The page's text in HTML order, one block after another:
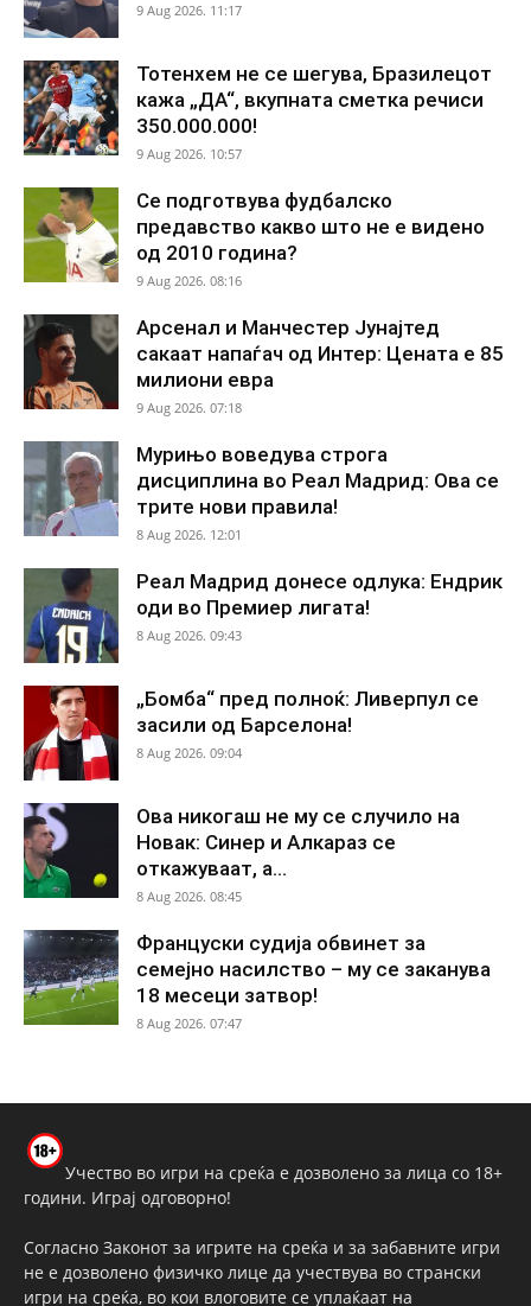
9 Aug 2026. 11:17
Тотенхем не се шегува, Бразилецот
кажа „ДА“, вкупната сметка речиси
350.000.000!
9 Aug 2026. 10:57
Се подготвува фудбалско
предавство какво што не е видено
од 2010 година?
9 Aug 2026. 08:16
Арсенал и Манчестер Јунајтед
сакаат напаѓач од Интер: Цената е 85
милиони евра
9 Aug 2026. 07:18
Мурињо воведува строга
дисциплина во Реал Мадрид: Ова се
трите нови правила!
8 Aug 2026. 12:01
Реал Мадрид донесе одлука: Ендрик
оди во Премиер лигата!
8 Aug 2026. 09:43
„Бомба“ пред полноќ: Ливерпул се
засили од Барселона!
8 Aug 2026. 09:04
Ова никогаш не му се случило на
Новак: Синер и Алкараз се
откажуваат, а...
8 Aug 2026. 08:45
Француски судија обвинет за
семејно насилство – му се заканува
18 месеци затвор!
8 Aug 2026. 07:47
Учество во игри на среќа е дозволено за лица со 18+
години. Играј одговорно!
Согласно Законот за игрите на среќа и за забавните игри
не е дозволено физичко лице да учествува во странски
игри на среќа, во кои влоговите се уплаќаат на